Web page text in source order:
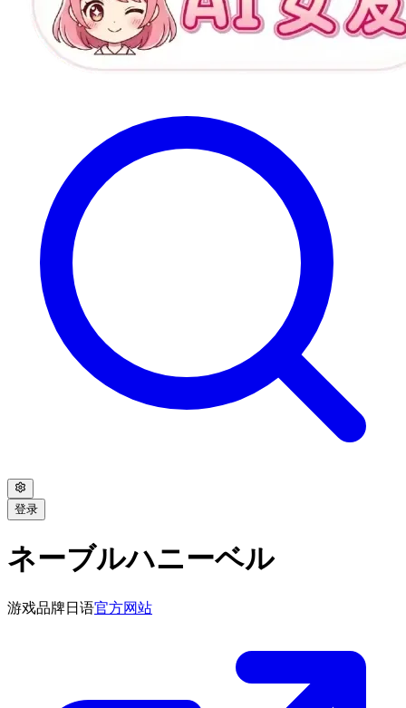
登录
ネーブルハニーベル
游戏品牌日语官方网站